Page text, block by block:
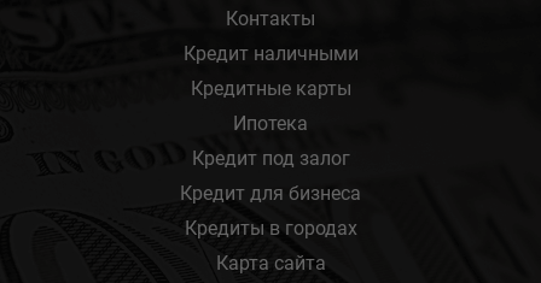
Контакты
Кредит наличными
Кредитные карты
Ипотека
Кредит под залог
Кредит для бизнеса
Кредиты в городах
Карта сайта